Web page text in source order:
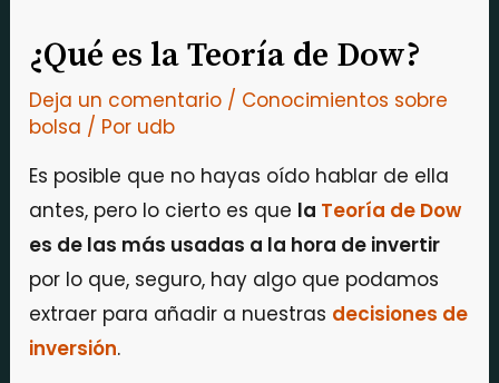
¿Qué es la Teoría de Dow?
Deja un comentario / Conocimientos sobre
bolsa / Por udb
Es posible que no hayas oído hablar de ella
antes, pero lo cierto es que la Teoría de Dow
es de las más usadas a la hora de invertir
por lo que, seguro, hay algo que podamos
extraer para añadir a nuestras decisiones de
inversión.